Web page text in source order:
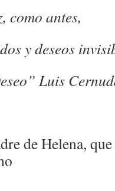
como antes,
y deseos
Luis
de Helena,